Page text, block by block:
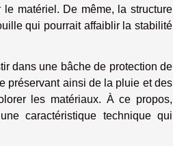
matériel. De même, la structure
qui pourrait affaiblir la stabilité
dans une bâche de protection de
préservant ainsi de la pluie et des
les matériaux. À ce propos,
caractéristique technique qui